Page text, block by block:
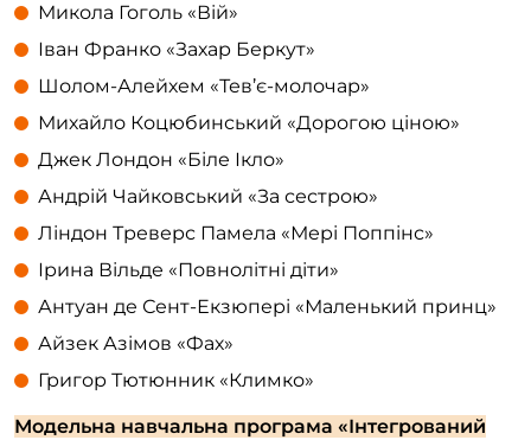
Микола Гоголь «Вій»
Іван Франко «Захар Беркут»
Шолом-Алейхем «Тев’є-молочар»
Михайло Коцюбинський «Дорогою ціною»
Джек Лондон «Біле Ікло»
Андрій Чайковський «За сестрою»
Ліндон Треверс Памела «Мері Поппінс»
Ірина Вільде «Повнолітні діти»
Антуан де Сент-Екзюпері «Маленький принц»
Айзек Азімов «Фах»
Григор Тютюнник «Климко»
Модельна навчальна програма «Інтегрований